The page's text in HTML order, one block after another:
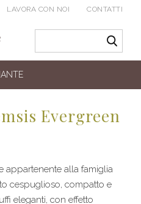
LAVORA CON NOI CONTATTI
Evergreen
appartenente alla famiglia
cespuglioso, compatto e
eleganti, con effetto